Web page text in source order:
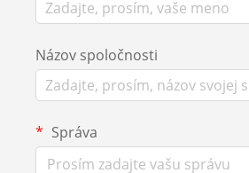
Názov spoločnosti
Správa